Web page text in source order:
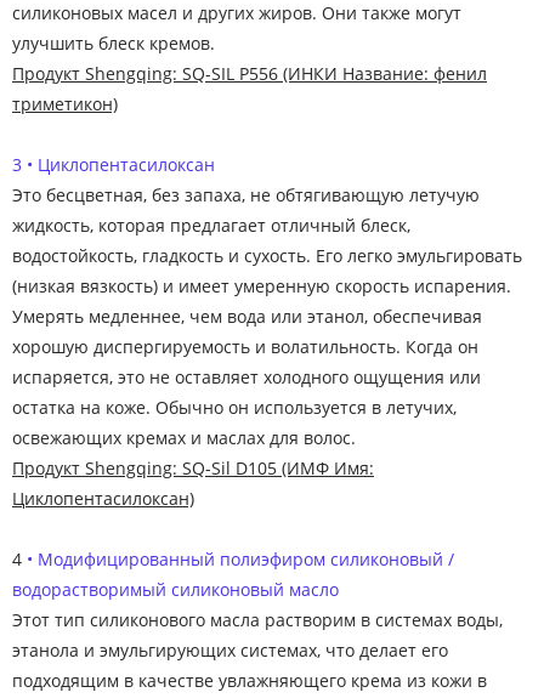
силиконовых масел и других жиров. Они также могут
улучшить блеск кремов.
Продукт Shengqing: SQ-SIL P556 (ИНКИ Название: фенил
триметикон)
3 • Циклопентасилоксан
Это бесцветная, без запаха, не обтягивающую летучую
жидкость, которая предлагает отличный блеск,
водостойкость, гладкость и сухость. Его легко эмульгировать
(низкая вязкость) и имеет умеренную скорость испарения.
Умерять медленнее, чем вода или этанол, обеспечивая
хорошую диспергируемость и волатильность. Когда он
испаряется, это не оставляет холодного ощущения или
остатка на коже. Обычно он используется в летучих,
освежающих кремах и маслах для волос.
Продукт Shengqing: SQ-Sil D105 (ИМФ Имя:
Циклопентасилоксан)
4 • Модифицированный полиэфиром силиконовый /
водорастворимый силиконовый масло
Этот тип силиконового масла растворим в системах воды,
этанола и эмульгирующих системах, что делает его
подходящим в качестве увлажняющего крема из кожи в